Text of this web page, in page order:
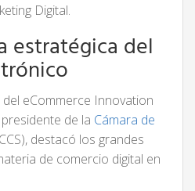
Digital.
estratégica del
eCommerce Innovation
de la Cámara de
destacó los grandes
de comercio digital en